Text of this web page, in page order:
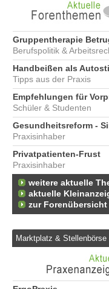
Gruppentherapie
Berufspolitik &
Handbeißen als
Tipps aus der Praxis
Empfehlungen für
Schüler & Studenten
Gesundheitsreform -
Praxisinhaber
Privatpatienten-Frust
Praxisinhaber
weitere aktuelle
aktuelle
zur Forenübersicht
Marktplatz & Stellenbörse